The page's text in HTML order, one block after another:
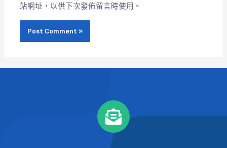
站網址，以供下次發佈留言時使用。